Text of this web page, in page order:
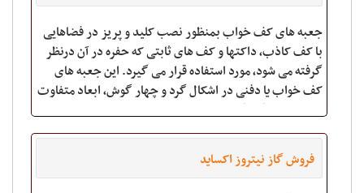
جعبه های کف خواب بمنظور نصب کلید و پریز در فضاهایی
با کف کاذب، داکتها و کف های ثابتی که حفره در آن درنظر
گرفته می شود، مورد استفاده قرار می گیرد. این جعبه های
کف خواب یا دفنی در اشکال گرد و چهار گوش، ابعاد متفاوت
و ظرفیتهای گوناگون و با بدنه های فلز
فروش گاز نیتروز اکساید